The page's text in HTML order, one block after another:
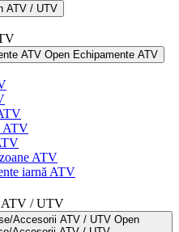
ATV / UTV
ATV Open Echipamente ATV
ATV
ATV
iarnă ATV
ATV / UTV
Accesorii ATV / UTV Open